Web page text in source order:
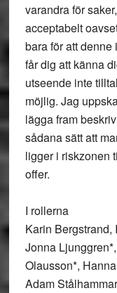
varandra för
acceptabelt
bara för att
får dig att känna
utseende inte
möjlig. Jag
lägga fram
sådana sätt att
ligger i riskzonen
offer.
I rollerna
Karin Bergstrand,
Jonna
Olausson*,
Adam